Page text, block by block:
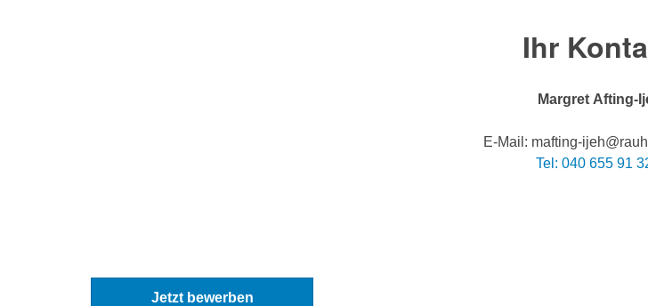
Ihr
Margret Afting-
E-Mail: mafting-
Tel: 040 655 91
Jetzt bewerben